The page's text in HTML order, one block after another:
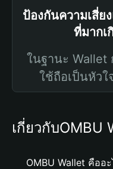
ป้องกันความเสี่
ที่มากเ
ในฐานะ Wallet
ใช้ถือเป็นหัวใ
เกี่ยวกับOMBU
OMBU Wallet คืออะ